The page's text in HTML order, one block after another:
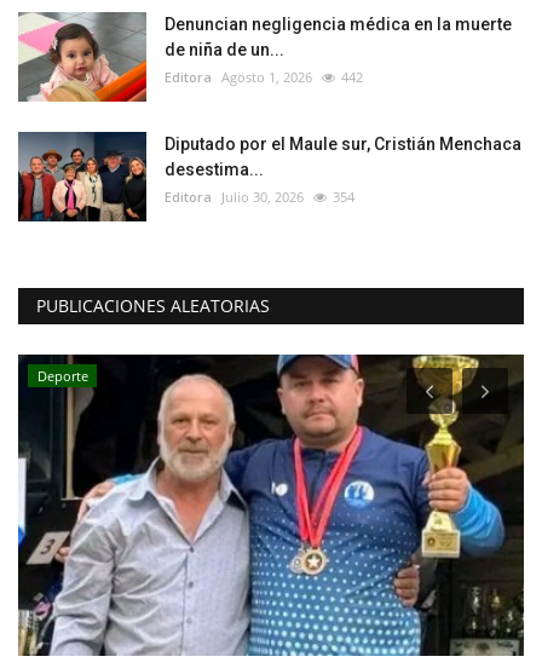
Denuncian negligencia médica en la muerte
de niña de un...
Editora Agosto 1, 2026 442
Diputado por el Maule sur, Cristián Menchaca
desestima...
Editora Julio 30, 2026 354
PUBLICACIONES ALEATORIAS
Deporte